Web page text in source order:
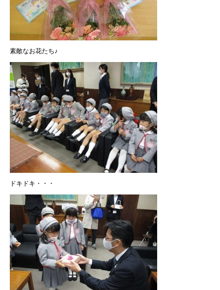
素敵なお花たち♪
ドキドキ・・・